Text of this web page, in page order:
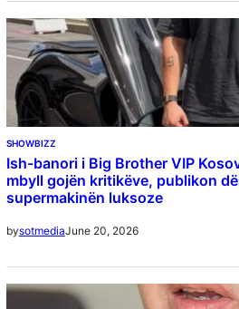
SHOWBIZZ
Ish-banori i Big Brother VIP
mbyll gojën kritikëve, publikon
supermakinën luksoze
bysotmediaJune 20, 2026